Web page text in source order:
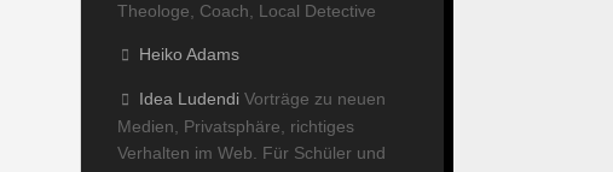
Theologe, Coach, Local Detective
Heiko Adams
Idea Ludendi Vorträge zu neuen
Medien, Privatsphäre, richtiges
Verhalten im Web. Für Schüler und